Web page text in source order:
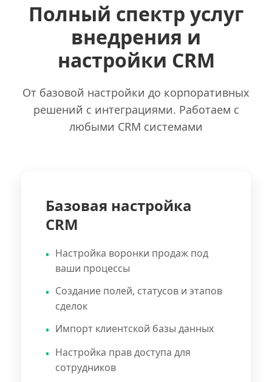
Полный спектр услуг
внедрения и
настройки CRM
От базовой настройки до корпоративных
решений с интеграциями. Работаем с
любыми CRM системами
Базовая настройка
CRM
Настройка воронки продаж под
ваши процессы
Создание полей, статусов и этапов
сделок
Импорт клиентской базы данных
Настройка прав доступа для
сотрудников